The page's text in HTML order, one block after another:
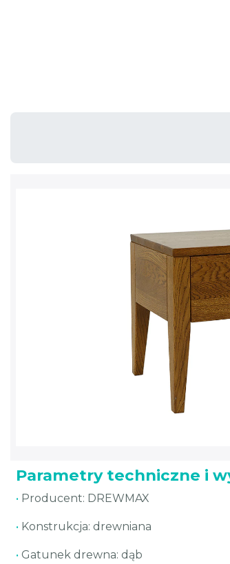
Parametry techniczne i
• Producent: DREWMAX
• Konstrukcja: drewniana
• Gatunek drewna: dąb